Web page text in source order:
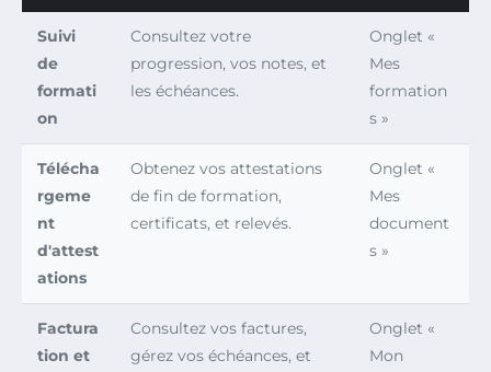
Suivi
de
formati
on
Consultez votre
progression, vos notes, et
les échéances.
Onglet «
Mes
formation
s »
Télécha
rgeme
nt
d'attest
ations
Obtenez vos attestations
de fin de formation,
certificats, et relevés.
Onglet «
Mes
document
s »
Factura
tion et
Consultez vos factures,
gérez vos échéances, et
Onglet «
Mon